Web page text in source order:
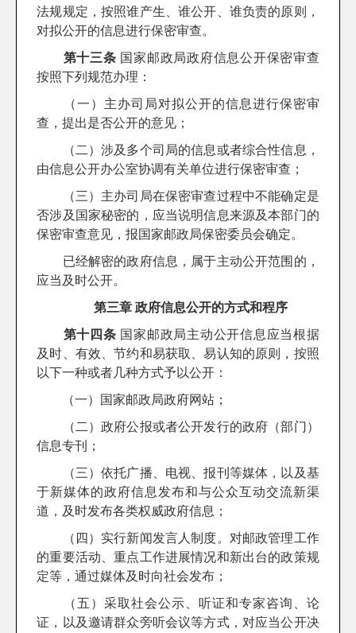
法规规定，按照谁产生、谁公开、谁负责的原则，
对拟公开的信息进行保密审查。
第十三条 国家邮政局政府信息公开保密审查
按照下列规范办理：
（一）主办司局对拟公开的信息进行保密审
查，提出是否公开的意见；
（二）涉及多个司局的信息或者综合性信息，
由信息公开办公室协调有关单位进行保密审查；
（三）主办司局在保密审查过程中不能确定是
否涉及国家秘密的，应当说明信息来源及本部门的
保密审查意见，报国家邮政局保密委员会确定。
已经解密的政府信息，属于主动公开范围的，
应当及时公开。
第三章 政府信息公开的方式和程序
第十四条 国家邮政局主动公开信息应当根据
及时、有效、节约和易获取、易认知的原则，按照
以下一种或者几种方式予以公开：
（一）国家邮政局政府网站；
（二）政府公报或者公开发行的政府（部门）
信息专刊；
（三）依托广播、电视、报刊等媒体，以及基
于新媒体的政府信息发布和与公众互动交流新渠
道，及时发布各类权威政府信息；
（四）实行新闻发言人制度。对邮政管理工作
的重要活动、重点工作进展情况和新出台的政策规
定等，通过媒体及时向社会发布；
（五）采取社会公示、听证和专家咨询、论
证，以及邀请群众旁听会议等方式，对应当公开决